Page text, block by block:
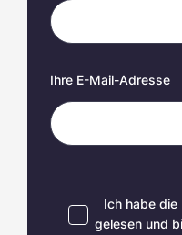
Ihre E-Mail-Adresse
Ich habe die
gelesen und